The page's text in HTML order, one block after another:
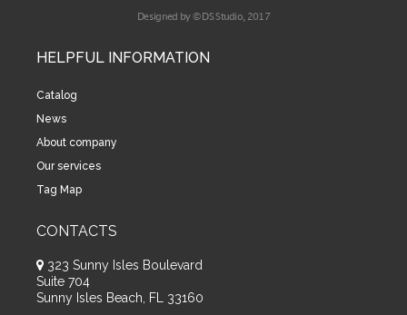
Designed by © DS Studio, 2017
HELPFUL INFORMATION
Catalog
News
About company
Our services
Tag Map
CONTACTS
323 Sunny Isles Boulevard
Suite 704
Sunny Isles Beach, FL 33160